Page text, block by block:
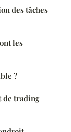
des tâches
les
?
de trading